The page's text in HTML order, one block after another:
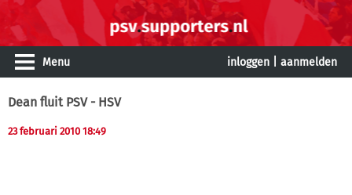
Menu inloggen aanmelden
Dean fluit PSV - HSV
23 februari 2010 18:49